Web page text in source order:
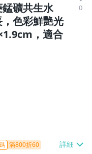
礦共生水
色彩鮮艷光
，適合
0
滿800折60